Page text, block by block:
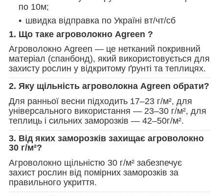
по 10м;
швидка відправка по Україні вт/чт/сб
1. Що таке агроволокно Agreen ?
Агроволокно Agreen — це нетканий покривний
матеріал (спанбонд), який використовується для
захисту рослин у відкритому ґрунті та теплицях.
2. Яку щільність агроволокна Agreen обрати?
Для ранньої весни підходить 17–23 г/м², для
універсального використання — 23–30 г/м², для
теплиць і сильних заморозків — 42–50г/м².
3. Від яких заморозків захищає агроволокно
30 г/м²?
Агроволокно щільністю 30 г/м² забезпечує
захист рослин від помірних заморозків за
правильного укриття.